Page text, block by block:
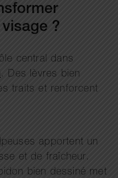
visage ?
central dans
. Des lèvres bien
traits et renforcent
apportent un
et de fraîcheur.
bien dessiné met